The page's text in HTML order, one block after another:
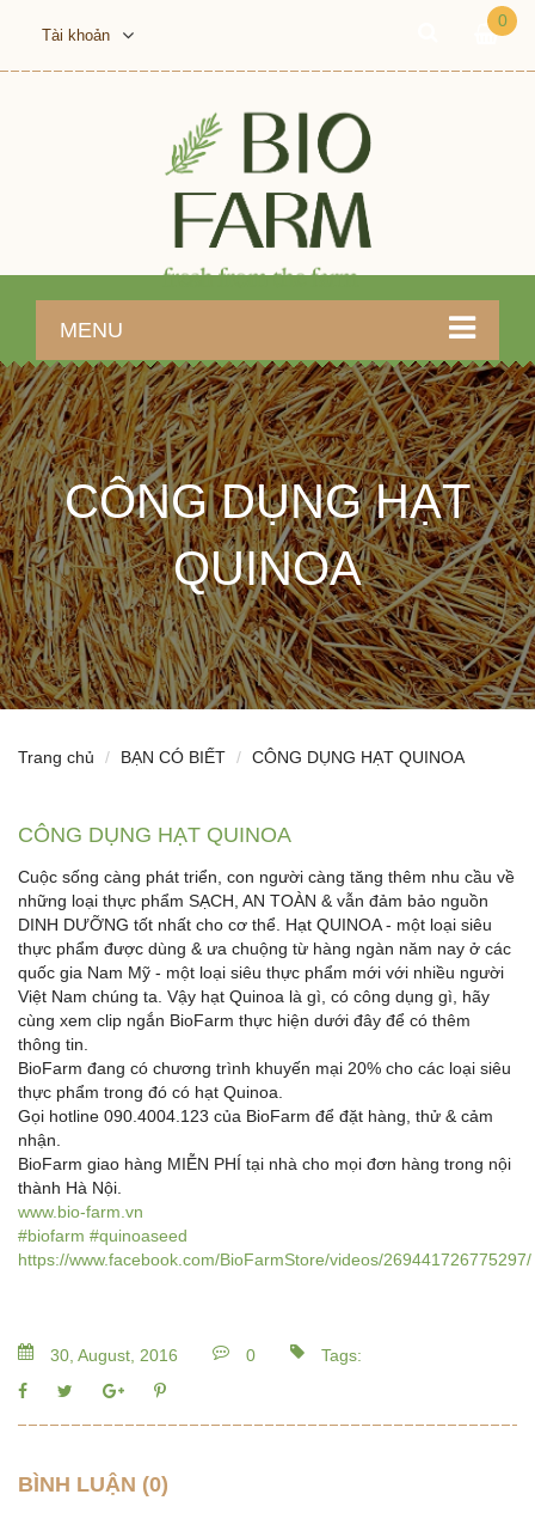
Tài khoản
0
MENU
CÔNG DỤNG HẠT
QUINOA
Trang chủ BẠN CÓ BIẾT CÔNG DỤNG HẠT QUINOA
CÔNG DỤNG HẠT QUINOA
Cuộc sống càng phát triển, con người càng tăng thêm nhu cầu về
những loại thực phẩm SẠCH, AN TOÀN & vẫn đảm bảo nguồn
DINH DƯỠNG tốt nhất cho cơ thể. Hạt QUINOA - một loại siêu
thực phẩm được dùng & ưa chuộng từ hàng ngàn năm nay ở các
quốc gia Nam Mỹ - một loại siêu thực phẩm mới với nhiều người
Việt Nam chúng ta. Vậy hạt Quinoa là gì, có công dụng gì, hãy
cùng xem clip ngắn BioFarm thực hiện dưới đây để có thêm
thông tin.
BioFarm đang có chương trình khuyến mại 20% cho các loại siêu
thực phẩm trong đó có hạt Quinoa.
Gọi hotline 090.4004.123 của BioFarm để đặt hàng, thử & cảm
nhận.
BioFarm giao hàng MIỄN PHÍ tại nhà cho mọi đơn hàng trong nội
thành Hà Nội.
www.bio-farm.vn
#biofarm #quinoaseed
https://www.facebook.com/BioFarmStore/videos/269441726775297/
30, August, 2016 0 Tags:
BÌNH LUẬN (0)